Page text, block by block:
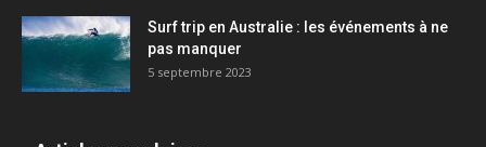
Surf trip en Australie : les événements à ne
pas manquer
5 septembre 2023